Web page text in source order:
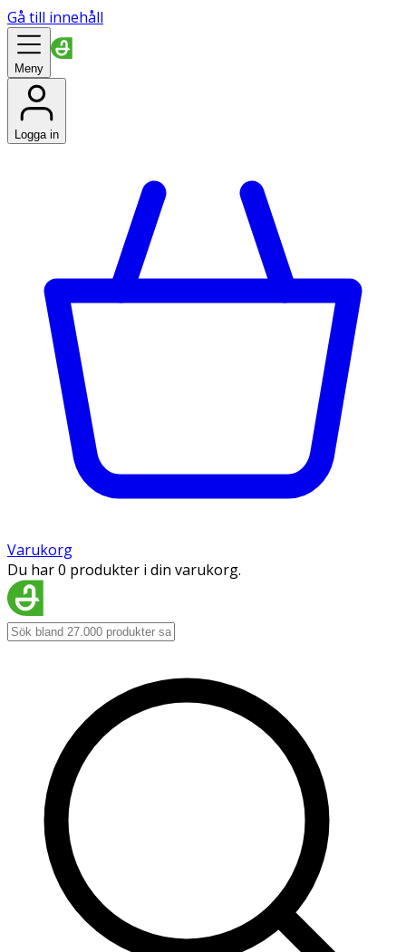
Gå till innehåll
Meny
Logga in
Varukorg
Du har 0 produkter i din varukorg.